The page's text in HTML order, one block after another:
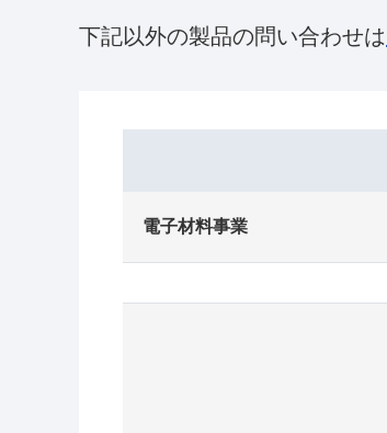
下記以外の製品の問い合わせは
電子材料事業